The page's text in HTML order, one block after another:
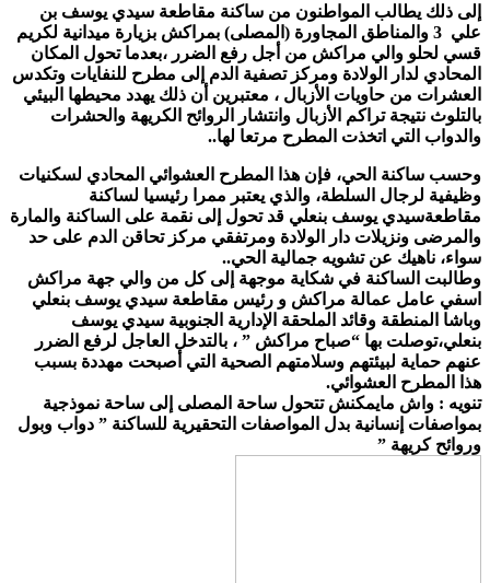
إلى ذلك يطالب المواطنون من ساكنة مقاطعة سيدي يوسف بن
علي 3 والمناطق المجاورة (المصلى) بمراكش بزيارة ميدانية لكريم
قسي لحلو والي مراكش من أجل رفع الضرر ،بعدما تحول المكان
المحادي لدار الولادة ومركز تصفية الدم إلى مطرح للنفايات وتكدس
العشرات من حاويات الأزبال ، معتبرين أن ذلك يهدد محيطها البيئي
بالتلوث نتيجة تراكم الأزبال وانتشار الروائح الكريهة والحشرات
والدواب التي اتخذت المطرح مرتعا لها..
وحسب ساكنة الحي، فإن هذا المطرح العشوائي المحادي لسكنيات
وظيفية لرجال السلطة، والذي يعتبر ممرا رئيسيا لساكنة
مقاطعةسيدي يوسف بنعلي قد تحول إلى نقمة على الساكنة والمارة
والمرضى ونزيلات دار الولادة ومرتفقي مركز تحاقن الدم على حد
سواء، ناهيك عن تشويه جمالية الحي..
وطالبت الساكنة في شكاية موجهة إلى كل من والي جهة مراكش
اسفي عامل عمالة مراكش و رئيس مقاطعة سيدي يوسف بنعلي
وباشا المنطقة وقائد الملحقة الإدارية الجنوبية سيدي يوسف
بنعلي،توصلت بها “صباح مراكش ” ، بالتدخل العاجل لرفع الضرر
عنهم حماية لبيئتهم وسلامتهم الصحية التي أصبحت مهددة بسبب
هذا المطرح العشوائي.
تنويه : واش مايمكنش تتحول ساحة المصلى إلى ساحة نموذجية
بمواصفات إنسانية بدل المواصفات التحقيرية للساكنة ” دواب وبول
وروائح كريهة ”